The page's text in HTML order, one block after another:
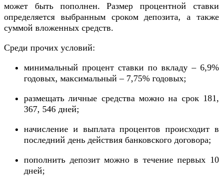
может быть пополнен. Размер процентной ставки
определяется выбранным сроком депозита, а также
суммой вложенных средств.
Среди прочих условий:
минимальный процент ставки по вкладу – 6,9%
годовых, максимальный – 7,75% годовых;
размещать личные средства можно на срок 181,
367, 546 дней;
начисление и выплата процентов происходит в
последний день действия банковского договора;
пополнить депозит можно в течение первых 10
дней;